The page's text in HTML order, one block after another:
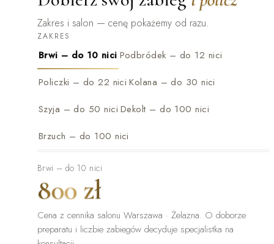
Zakres i salon — cenę pokażemy od razu.
ZAKRES
Brwi – do 10 nici Podbródek – do 12 nici
Policzki – do 22 nici Kolana – do 30 nici
Szyja – do 50 nici Dekolt – do 100 nici
Brzuch – do 100 nici
Brwi – do 10 nici
800 zł
Cena z cennika salonu Warszawa · Żelazna. O doborze
preparatu i liczbie zabiegów decyduje specjalistka na